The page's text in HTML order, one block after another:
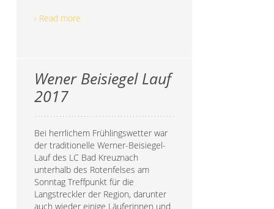
› Read more
Wener Beisiegel Lauf
2017
Bei herrlichem Frühlingswetter war
der traditionelle Werner-Beisiegel-
Lauf des LC Bad Kreuznach
unterhalb des Rotenfelses am
Sonntag Treffpunkt für die
Langstreckler der Region, darunter
auch wieder einige Läuferinnen und